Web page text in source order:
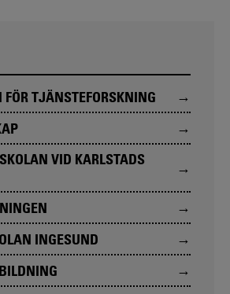
FÖR TJÄNSTEFORSKNING
VID KARLSTADS
INGESUND